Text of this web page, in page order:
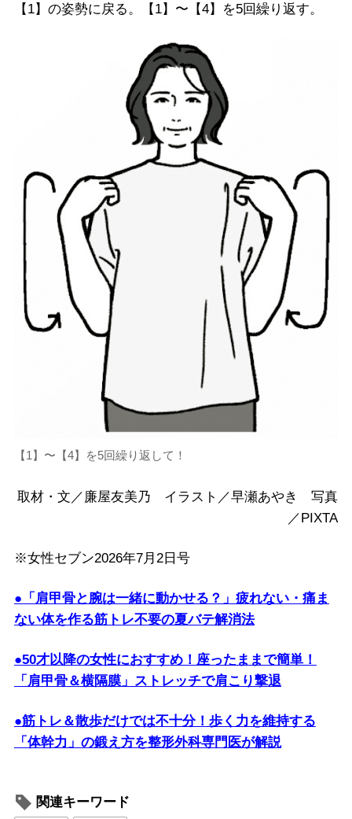
【1】の姿勢に戻る。【1】〜【4】を5回繰り返す。
【1】〜【4】を5回繰り返して！
取材・文／廉屋友美乃 イラスト／早瀬あやき 写真
／PIXTA
※女性セブン2026年7月2日号
●「肩甲骨と腕は一緒に動かせる？」疲れない・痛ま
ない体を作る筋トレ不要の夏バテ解消法
●50才以降の女性におすすめ！座ったままで簡単！
「肩甲骨＆横隔膜」ストレッチで肩こり撃退
●筋トレ＆散歩だけでは不十分！歩く力を維持する
「体幹力」の鍛え方を整形外科専門医が解説
関連キーワード